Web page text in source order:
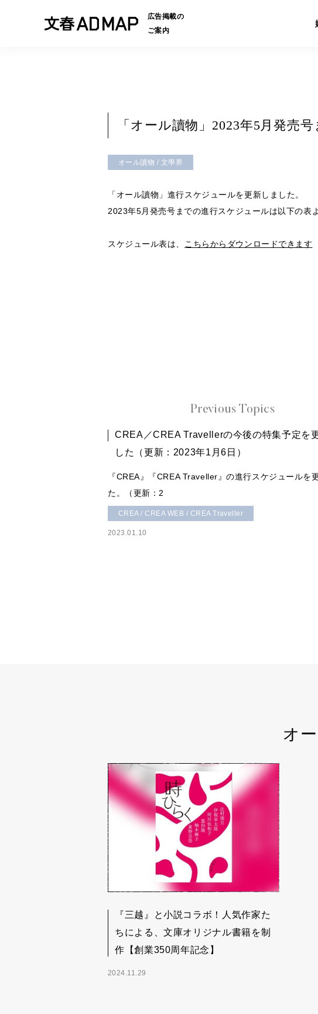
広告掲載の
ご案内
「オール讀物」2023年5月発売
オール讀物 / 文學界
「オール讀物」進行スケジュールを更新しました。
2023年5月発売号までの進行スケジュールは以下の表
スケジュール表は、 こちらからダウンロードできます
Previous Topics
CREA／CREA Travellerの今後の特集予定を
した（更新：2023年1月6日）
『CREA』『CREA Traveller』の進行スケジュールを
た。（更新：2
CREA / CREA WEB / CREA Traveller
2023.01.10
オ
『三越』と小説コラボ！人気作家た
ちによる、文庫オリジナル書籍を制
作【創業350周年記念】
2024.11.29